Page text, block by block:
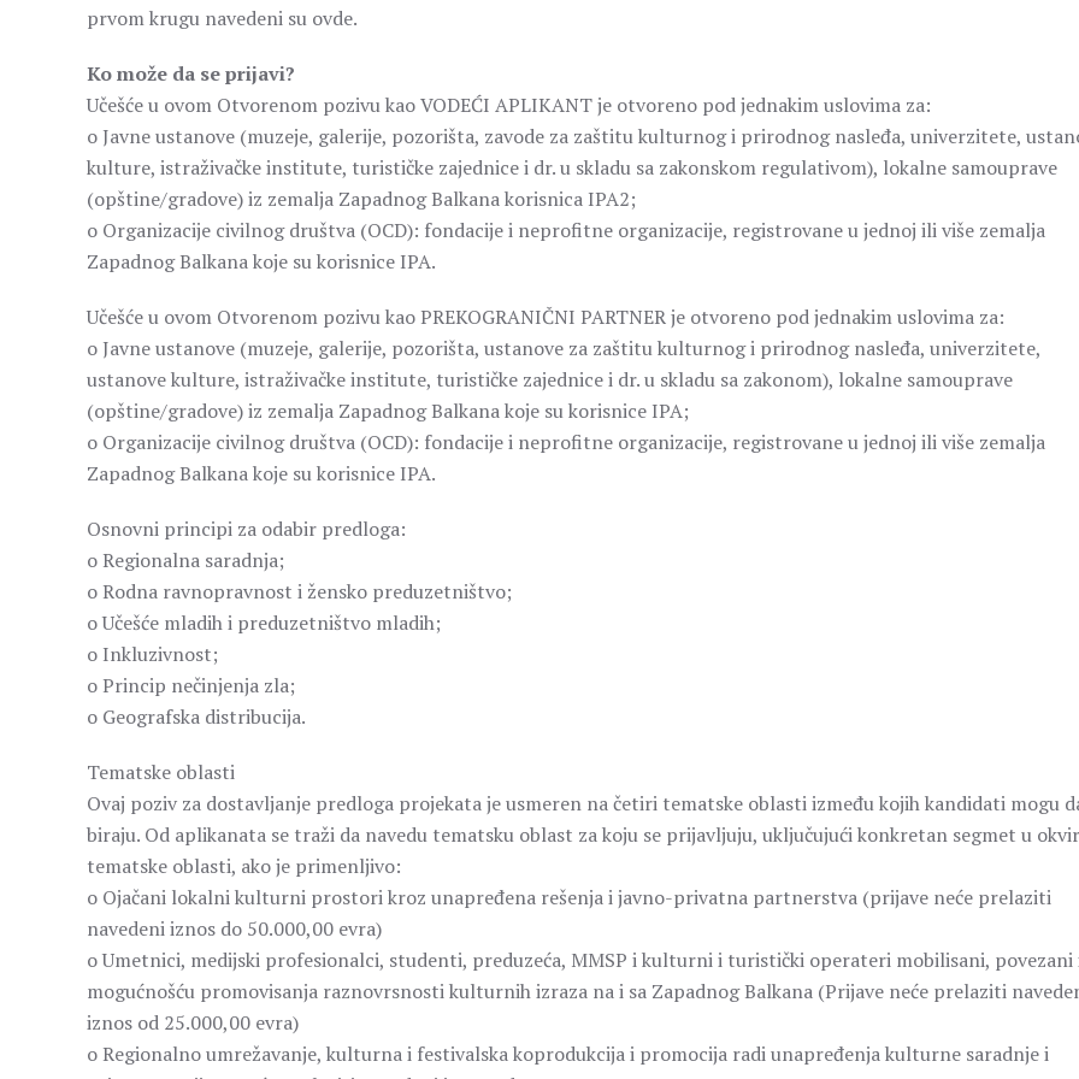
prvom krugu navedeni su ovde.
Ko može da se prijavi?
Učešće u ovom Otvorenom pozivu kao VODEĆI APLIKANT je otvoreno pod jednakim uslovima za:
o Javne ustanove (muzeje, galerije, pozorišta, zavode za zaštitu kulturnog i prirodnog nasleđa, univerzitete,
kulture, istraživačke institute, turističke zajednice i dr. u skladu sa zakonskom regulativom), lokalne samouprave
(opštine/gradove) iz zemalja Zapadnog Balkana korisnica IPA2;
o Organizacije civilnog društva (OCD): fondacije i neprofitne organizacije, registrovane u jednoj ili više zemalja
Zapadnog Balkana koje su korisnice IPA.
Učešće u ovom Otvorenom pozivu kao PREKOGRANIČNI PARTNER je otvoreno pod jednakim uslovima za:
o Javne ustanove (muzeje, galerije, pozorišta, ustanove za zaštitu kulturnog i prirodnog nasleđa, univerzitete,
ustanove kulture, istraživačke institute, turističke zajednice i dr. u skladu sa zakonom), lokalne samouprave
(opštine/gradove) iz zemalja Zapadnog Balkana koje su korisnice IPA;
o Organizacije civilnog društva (OCD): fondacije i neprofitne organizacije, registrovane u jednoj ili više zemalja
Zapadnog Balkana koje su korisnice IPA.
Osnovni principi za odabir predloga:
o Regionalna saradnja;
o Rodna ravnopravnost i žensko preduzetništvo;
o Učešće mladih i preduzetništvo mladih;
o Inkluzivnost;
o Princip nečinjenja zla;
o Geografska distribucija.
Tematske oblasti
Ovaj poziv za dostavljanje predloga projekata je usmeren na četiri tematske oblasti između kojih kandidati mogu
biraju. Od aplikanata se traži da navedu tematsku oblast za koju se prijavljuju, uključujući konkretan segmet u
tematske oblasti, ako je primenljivo:
o Ojačani lokalni kulturni prostori kroz unapređena rešenja i javno-privatna partnerstva (prijave neće prelaziti
navedeni iznos do 50.000,00 evra)
o Umetnici, medijski profesionalci, studenti, preduzeća, MMSP i kulturni i turistički operateri mobilisani, povezani
mogućnošću promovisanja raznovrsnosti kulturnih izraza na i sa Zapadnog Balkana (Prijave neće prelaziti
iznos od 25.000,00 evra)
o Regionalno umrežavanje, kulturna i festivalska koprodukcija i promocija radi unapređenja kulturne saradnje i